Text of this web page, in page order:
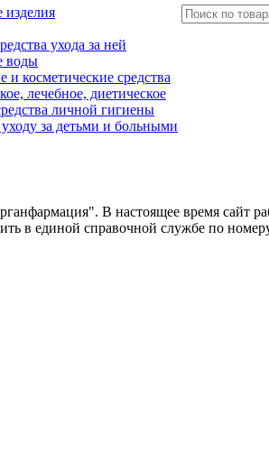
ухода за ней
воды
косметические средства
лечебное, диетическое
личной гигиены
за детьми и больными
В настоящее время сайт
в единой справочной службе по